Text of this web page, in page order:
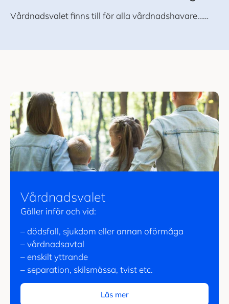
Vårdnadsvalet finns till för alla vårdnadshavare……
Vårdnadsvalet
Gäller inför och vid:
– dödsfall, sjukdom eller annan oförmåga
– vårdnadsavtal
– enskilt yttrande
– separation, skilsmässa, tvist etc.
Läs mer